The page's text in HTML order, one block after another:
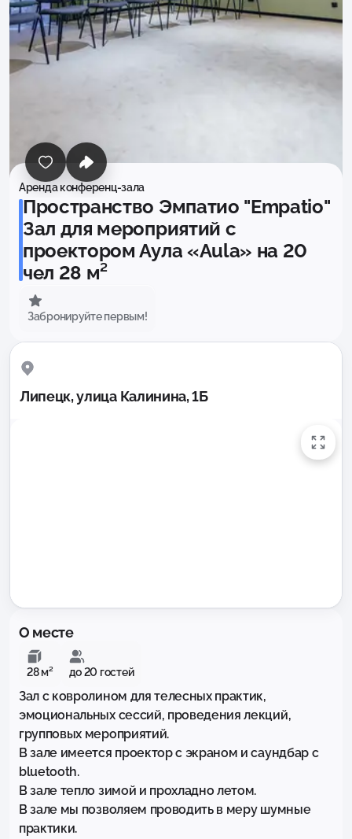
Все фото
Аренда конференц-зала
Пространство Эмпатио "Empatio"
Зал для мероприятий с
проектором Аула «Aula» на 20
чел 28 м²
Забронируйте первым!
Липецк, улица Калинина, 1Б
О месте
28 м² до 20 гостей
Зал с ковролином для телесных практик,
эмоциональных сессий, проведения лекций,
групповых мероприятий.
В зале имеется проектор с экраном и саундбар с
bluetooth.
В зале тепло зимой и прохладно летом.
В зале мы позволяем проводить в меру шумные
практики.